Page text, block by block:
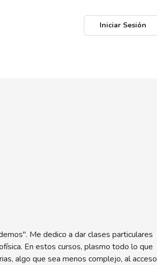
Iniciar Sesión
Me dedico a dar clases particulares
En estos cursos, plasmo todo lo que
algo que sea menos complejo, al acceso